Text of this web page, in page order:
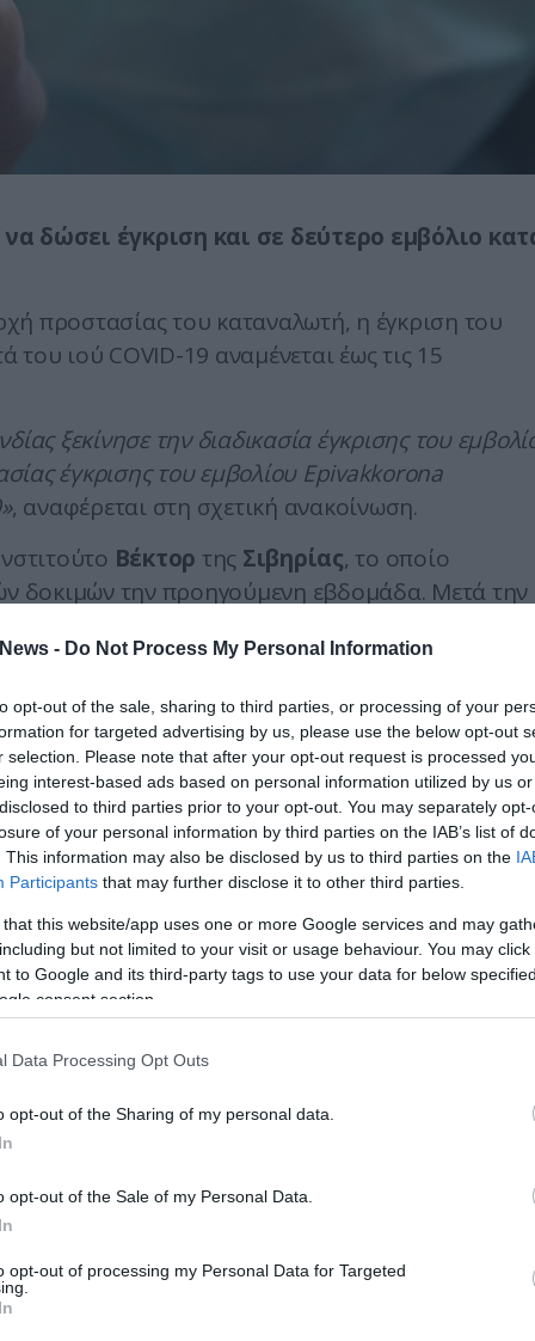
- Do Not Process My Personal Information
opt-out of the sale, sharing to third parties, or processing of your
for targeted advertising by us, please use the below opt-out
selection. Please note that after your opt-out request is processed
interest-based ads based on personal information utilized by us
to third parties prior to your opt-out. You may separately
of your personal information by third parties on the IAB’s list of
This information may also be disclosed by us to third parties on the
Participants that may further disclose it to other third parties.
that this website/app uses one or more Google services and may
but not limited to your visit or usage behaviour. You may
to Google and its third-party tags to use your data for below
consent section.
Data Processing Opt Outs
opt-out of the Sharing of my personal data.
opt-out of the Sale of my Personal Data.
opt-out of processing my Personal Data for Targeted
δώσει έγκριση και σε δεύτερο εμβόλιο
προστασίας του καταναλωτή, η έγκριση του
ιού COVID-19 αναμένεται έως τις 15
ξεκίνησε την διαδικασία έγκρισης του
έγκρισης του εμβολίου Epivakkorona
, αναφέρεται στη σχετική ανακοίνωση.
Βέκτορ της Σιβηρίας, το οποίο
δοκιμών την προηγούμενη εβδομάδα. Μετά την
νέες κλινικές δοκιμές, στις οποίες θα
και άτομα που πάσχουν από χρόνιες παθήσεις.
ενός Γιατί όλο
κοιμούνται